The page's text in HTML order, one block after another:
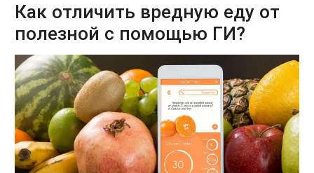
Как отличить вредную еду от
полезной с помощью ГИ?